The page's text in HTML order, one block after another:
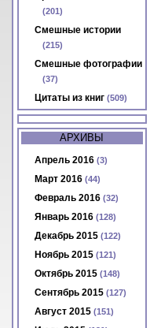
(201)
Смешные истории
(215)
Смешные фотографии
(37)
Цитаты из книг(509)
АРХИВЫ
Апрель 2016(3)
Март 2016(44)
Февраль 2016(32)
Январь 2016(128)
Декабрь 2015(122)
Ноябрь 2015(121)
Октябрь 2015(148)
Сентябрь 2015(127)
Август 2015(151)